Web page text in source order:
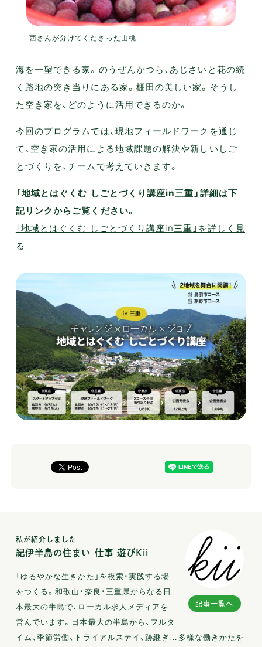
西さんが分けてくださった山桃
海を一望できる家。のうぜんかつら、あじさいと花の続
く路地の突き当りにある家。棚田の美しい家。そうし
た空き家を、どのように活用できるのか。
今回のプログラムでは、現地フィールドワークを通じ
て、空き家の活用による地域課題の解決や新しいしご
とづくりを、チームで考えていきます。
「地域とはぐくむ しごとづくり講座in三重」詳細は下
記リンクからご覧ください。
「地域とはぐくむ しごとづくり講座in三重」を詳しく見
る
記事一覧へ
私が紹介しました
紀伊半島の住まい 仕事 遊びKii
「ゆるやかな生きかた」を模索・実践する場
をつくる。和歌山・奈良・三重県からなる日
本最大の半島で、ローカル求人メディアを
営んでいます。日本最大の半島から、フルタ
イム、季節労働、トライアルステイ、跡継ぎ…多様な働きかたを